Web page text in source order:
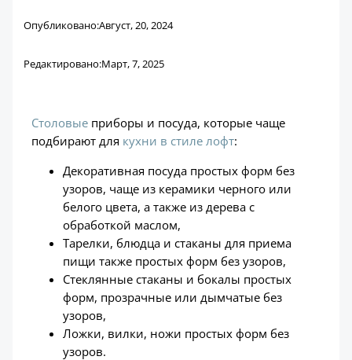
Опубликовано:Август, 20, 2024
Редактировано:Март, 7, 2025
Столовые приборы и посуда, которые чаще
подбирают для кухни в стиле лофт:
Декоративная посуда простых форм без
узоров, чаще из керамики черного или
белого цвета, а также из дерева с
обработкой маслом,
Тарелки, блюдца и стаканы для приема
пищи также простых форм без узоров,
Стеклянные стаканы и бокалы простых
форм, прозрачные или дымчатые без
узоров,
Ложки, вилки, ножи простых форм без
узоров.